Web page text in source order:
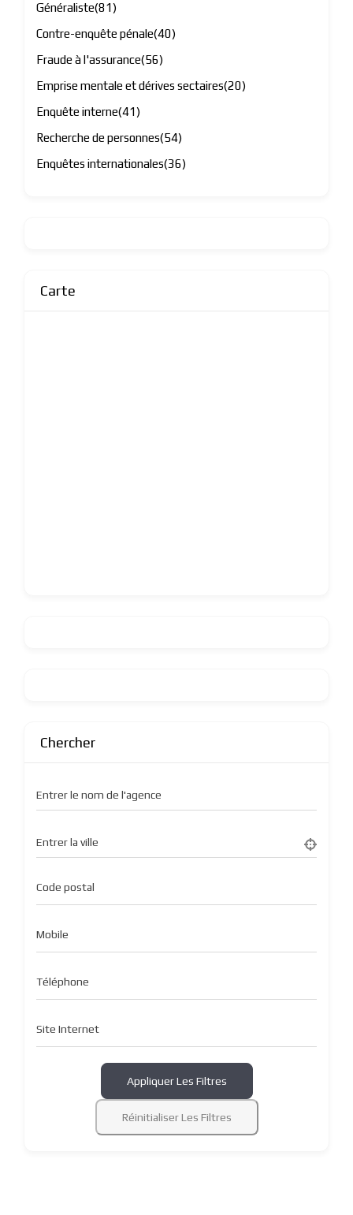
Généraliste(81)
Contre-enquête pénale(40)
Fraude à l'assurance(56)
Emprise mentale et dérives sectaires(20)
Enquête interne(41)
Recherche de personnes(54)
Enquêtes internationales(36)
Carte
Chercher
Entrer le nom de l'agence
Entrer la ville
Code postal
Mobile
Téléphone
Site Internet
Appliquer Les Filtres
Réinitialiser Les Filtres